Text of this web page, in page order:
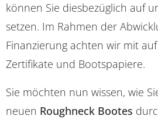
können Sie diesbezüglich auf
setzen. Im Rahmen der
Finanzierung achten wir mit
Zertifikate und Bootspapiere.
Sie möchten nun wissen, wie
neuen Roughneck Bootes